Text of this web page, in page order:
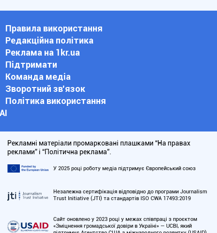
Правила використання
Редакційна політика
Реклама на 1kr.ua
Підтримати
Команда медіа
Зворотний зв'язок
Політика використання
АІ
Рекламні матеріали промарковані плашками “На правах
реклами” і “Політична реклама”.
У 2025 році роботу медіа підтримує Європейський союз
Незалежна сертифікація відповідно до програми Journalism
Trust Initiative (JTI) та стандартів ISO CWA 17493:2019
Сайт оновлено у 2023 році у межах співпраці з проєктом
«Зміцнення громадської довіри в Україні» — UCBI, який